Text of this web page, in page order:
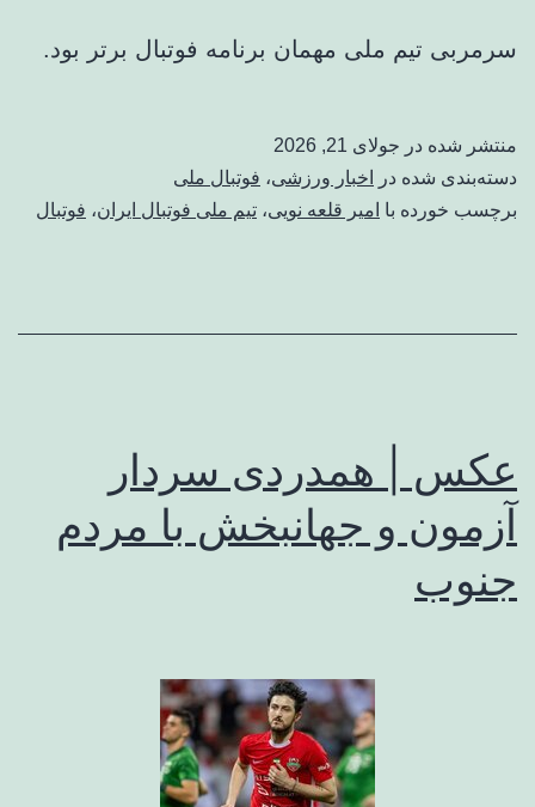
سرمربی تیم ملی مهمان برنامه فوتبال برتر بود.
منتشر شده در جولای 21, 2026
دسته‌بندی شده در
اخبار ورزشی، فوتبال ملی
برچسب خورده با امیر قلعه نویی، تیم ملی فوتبال ایران، فوتبال
عکس | همدردی سردار
آزمون و جهانبخش با مردم
جنوب